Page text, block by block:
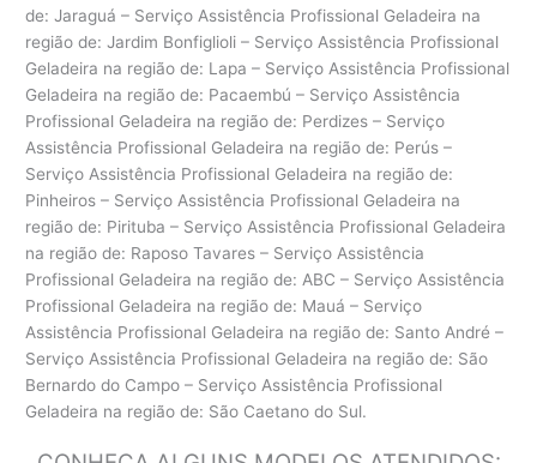
de: Jaraguá – Serviço Assistência Profissional Geladeira na
região de: Jardim Bonfiglioli – Serviço Assistência Profissional
Geladeira na região de: Lapa – Serviço Assistência Profissional
Geladeira na região de: Pacaembú – Serviço Assistência
Profissional Geladeira na região de: Perdizes – Serviço
Assistência Profissional Geladeira na região de: Perús –
Serviço Assistência Profissional Geladeira na região de:
Pinheiros – Serviço Assistência Profissional Geladeira na
região de: Pirituba – Serviço Assistência Profissional Geladeira
na região de: Raposo Tavares – Serviço Assistência
Profissional Geladeira na região de: ABC – Serviço Assistência
Profissional Geladeira na região de: Mauá – Serviço
Assistência Profissional Geladeira na região de: Santo André –
Serviço Assistência Profissional Geladeira na região de: São
Bernardo do Campo – Serviço Assistência Profissional
Geladeira na região de: São Caetano do Sul.